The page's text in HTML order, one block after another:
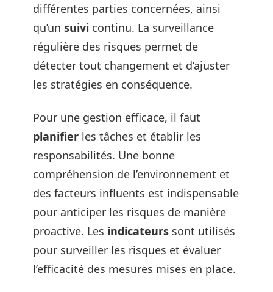
différentes parties concernées, ainsi
qu’un suivi continu. La surveillance
régulière des risques permet de
détecter tout changement et d’ajuster
les stratégies en conséquence.
Pour une gestion efficace, il faut
planifier les tâches et établir les
responsabilités. Une bonne
compréhension de l’environnement et
des facteurs influents est indispensable
pour anticiper les risques de manière
proactive. Les indicateurs sont utilisés
pour surveiller les risques et évaluer
l’efficacité des mesures mises en place.